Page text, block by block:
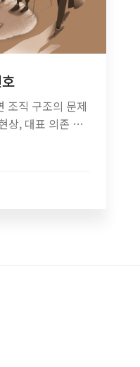
조직 구조의 문제
상, 대표 의존 구